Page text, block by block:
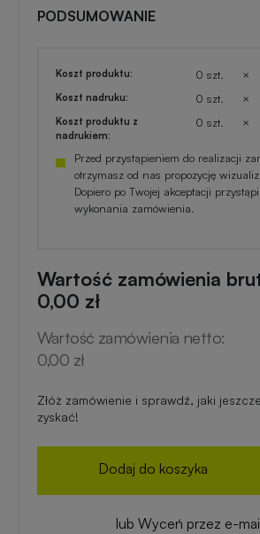
PODSUMOWANIE
Koszt produktu: 0 szt. ×
Koszt nadruku: 0 szt. ×
Koszt produktu z
nadrukiem:
0 szt. ×
Przed przystąpieniem do realizacji
otrzymasz od nas propozycję
Dopiero po Twojej akceptacji
wykonania zamówienia.
Wartość zamówienia
0,00 zł
Wartość zamówienia netto:
0,00 zł
Złóż zamówienie i sprawdź, jaki
zyskać!
Dodaj do koszyka
lub Wyceń przez e-